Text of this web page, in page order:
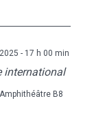
- 17 h 00 min
international
B8